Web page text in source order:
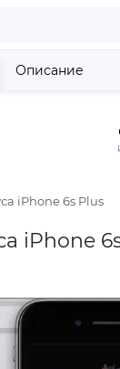
iPhone 6s Plus
iPhone
Описание